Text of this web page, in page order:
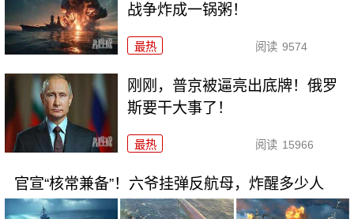
战争炸成一锅粥！
最热 阅读 9574
刚刚，普京被逼亮出底牌！俄罗
斯要干大事了！
最热 阅读 15966
官宣“核常兼备”！六爷挂弹反航母，炸醒多少人